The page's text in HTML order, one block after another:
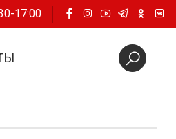
17:00